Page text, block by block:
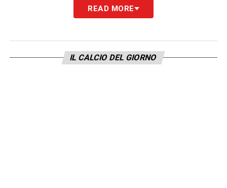
LA PLAYLIST DELLE NOSTRE TOP NEWS
READ MORE
IL CALCIO DEL GIORNO